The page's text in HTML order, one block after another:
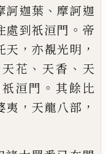
訶迦葉 、 摩訶迦
處到祇洹門 。 帝
天 ，亦覩光明 ，
花 、 天香 、 天
洹門 。 其餘比
夷 ， 天龍八部 ，